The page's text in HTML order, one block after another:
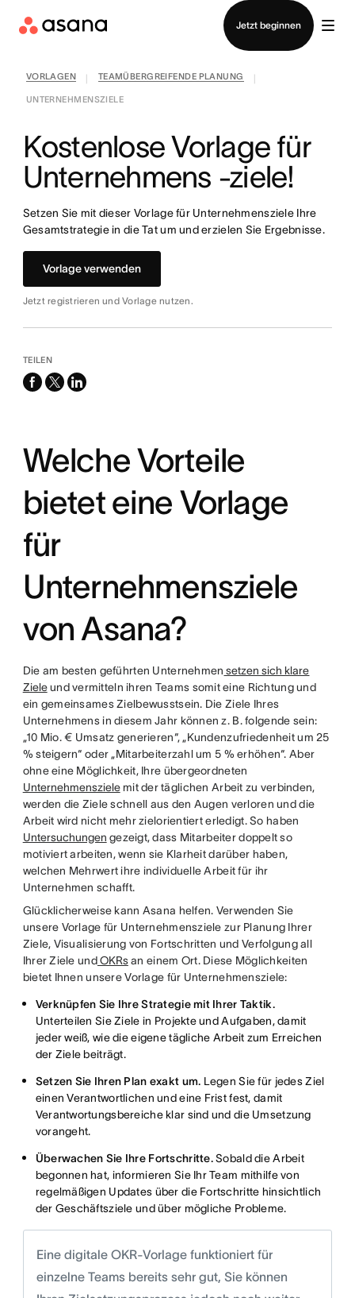
Jetzt beginnen
Vertrieb kontaktieren
VORLAGEN TEAMÜBERGREIFENDE PLANUNG
UNTERNEHMENSZIELE
Kostenlose Vorlage für
Unternehmens -ziele!
Setzen Sie mit dieser Vorlage für Unternehmensziele Ihre
Gesamtstrategie in die Tat um und erzielen Sie Ergebnisse.
Vorlage verwenden
Jetzt registrieren und Vorlage nutzen.
TEILEN
facebook
x-
linkedin
Welche Vorteile
bietet eine Vorlage
für
Unternehmensziele
von Asana?
Die am besten geführten Unternehmen setzen sich klare
Zieleund vermitteln ihren Teams somit eine Richtung und
ein gemeinsames Zielbewusstsein. Die Ziele Ihres
Unternehmens in diesem Jahr können z. B. folgende sein:
„10 Mio. € Umsatz generieren“, „Kundenzufriedenheit um 25
% steigern“ oder „Mitarbeiterzahl um 5 % erhöhen“. Aber
ohne eine Möglichkeit, Ihre übergeordneten
Unternehmenszielemit der täglichen Arbeit zu verbinden,
werden die Ziele schnell aus den Augen verloren und die
Arbeit wird nicht mehr zielorientiert erledigt. So haben
Untersuchungen gezeigt, dass Mitarbeiter doppelt so
motiviert arbeiten, wenn sie Klarheit darüber haben,
welchen Mehrwert ihre individuelle Arbeit für ihr
Unternehmen schafft.
Glücklicherweise kann Asana helfen. Verwenden Sie
unsere Vorlage für Unternehmensziele zur Planung Ihrer
Ziele, Visualisierung von Fortschritten und Verfolgung all
Ihrer Ziele undOKRsan einem Ort. Diese Möglichkeiten
bietet Ihnen unsere Vorlage für Unternehmensziele:
Verknüpfen Sie Ihre Strategie mit Ihrer Taktik.
Unterteilen Sie Ziele in Projekte und Aufgaben, damit
jeder weiß, wie die eigene tägliche Arbeit zum Erreichen
der Ziele beiträgt.
Setzen Sie Ihren Plan exakt um. Legen Sie für jedes Ziel
einen Verantwortlichen und eine Frist fest, damit
Verantwortungsbereiche klar sind und die Umsetzung
vorangeht.
Überwachen Sie Ihre Fortschritte.Sobald die Arbeit
begonnen hat, informieren Sie Ihr Team mithilfe von
regelmäßigen Updates über die Fortschritte hinsichtlich
der Geschäftsziele und über mögliche Probleme.
Eine digitale OKR-Vorlage funktioniert für
einzelne Teams bereits sehr gut, Sie können